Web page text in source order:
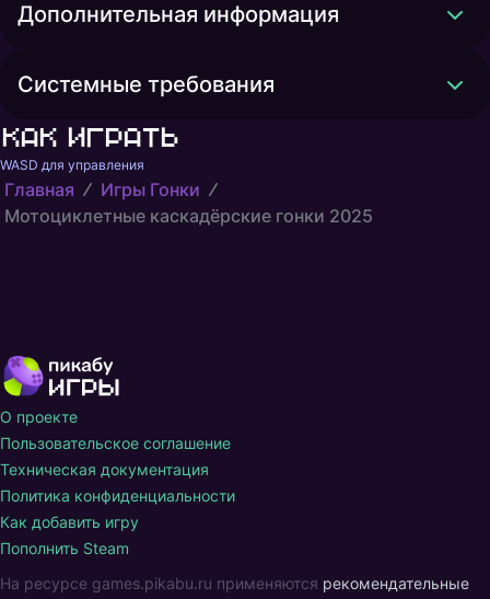
Дополнительная информация
Системные требования
Как играть
WASD для управления
Главная
Игры Гонки
Мотоциклетные каскадёрские гонки 2025
О проекте
Пользовательское соглашение
Техническая документация
Политика конфиденциальности
Как добавить игру
Пополнить Steam
На ресурсе games.pikabu.ru применяются рекомендательные